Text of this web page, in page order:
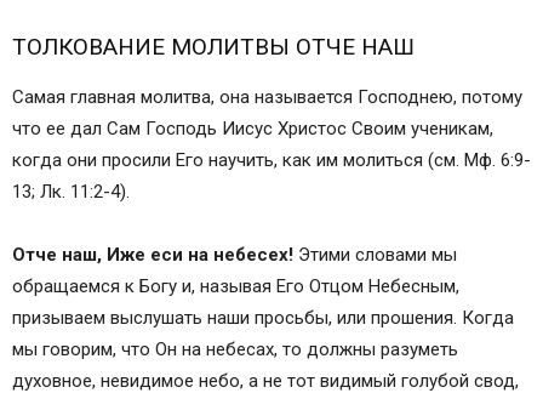
ТОЛКОВАНИЕ МОЛИТВЫ ОТЧЕ НАШ
Самая главная молитва, она называется Господнею, потому
что ее дал Сам Господь Иисус Христос Своим ученикам,
когда они просили Его научить, как им молиться (см. Мф. 6:9-
13; Лк. 11:2-4).
Отче наш, Иже еси на небесех! Этими словами мы
обращаемся к Богу и, называя Его Отцом Небесным,
призываем выслушать наши просьбы, или прошения. Когда
мы говорим, что Он на небесах, то должны разуметь
духовное, невидимое небо, а не тот видимый голубой свод,